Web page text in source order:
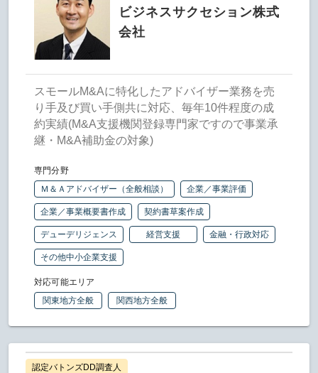
ビジネスサクセション株式
会社
スモールM&Aに特化したアドバイザー業務を売
り手及び買い手側共に対応、毎年10件程度の成
約実績(M&A支援機関登録専門家ですので事業承
継・M&A補助金の対象)
専門分野
Ｍ＆Ａアドバイザー（全般相談）
企業／事業評価
企業／事業概要書作成 契約書草案作成
デューデリジェンス 経営支援 金融・行政対応
その他中小企業支援
対応可能エリア
関東地方全般
関西地方全般
認定バトンズDD調査人